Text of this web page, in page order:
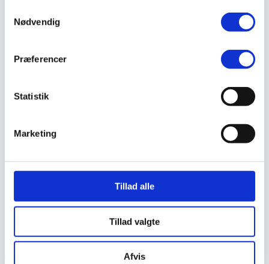
Nødvendig
Præferencer
Statistik
Marketing
Tillad alle
Tillad valgte
Afvis
Vaskeri Produkter
Vedligeholdelsesprodukter
Værnemidler
Skæreudstyr
Øjenværn
Åndedrætsværn
Vedligeholdelsesprodukter